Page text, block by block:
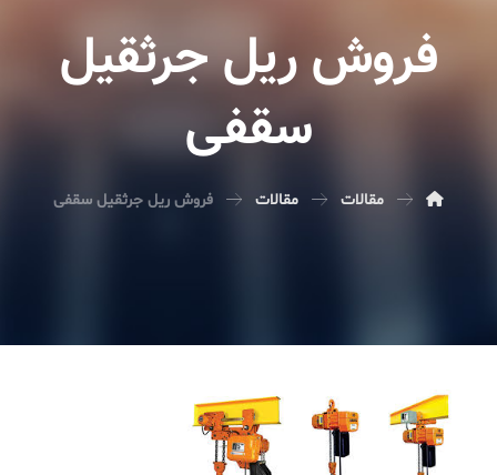
فروش ریل جرثقیل
سقفی
مقالات مقالات فروش ریل جرثقیل سقفی